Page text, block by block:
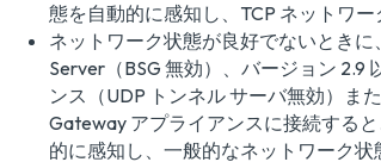
態を自動的に感知し、TCP ネットワー
ネットワーク状態が良好でないときに
Server（BSG 無効）、バージョン 2.9
ンス（UDP トンネル サーバ無効）ま
Gateway アプライアンスに接続する
的に感知し、一般的なネットワーク状